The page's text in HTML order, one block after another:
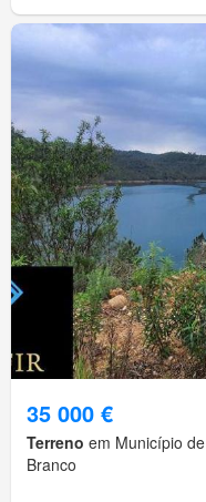
35 000 €
Terreno em Município
Branco